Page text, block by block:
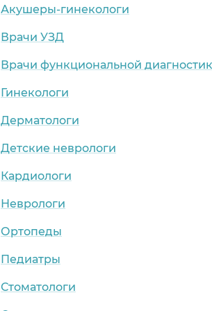
Акушеры-гинекологи
Врачи УЗД
Врачи функциональной
Гинекологи
Дерматологи
Детские неврологи
Кардиологи
Неврологи
Ортопеды
Педиатры
Стоматологи